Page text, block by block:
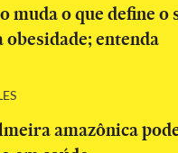
muda o que define o
entenda
amazônica